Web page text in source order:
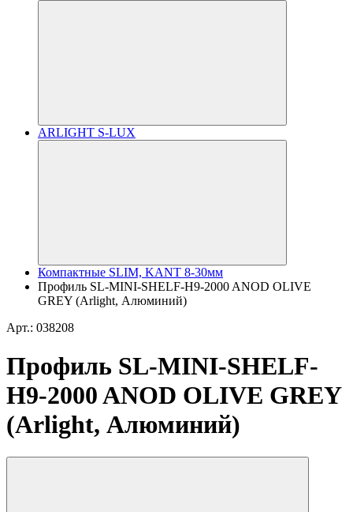
ARLIGHT S-LUX
Компактные SLIM, KANT 8-30мм
Профиль SL-MINI-SHELF-H9-2000 ANOD OLIVE
GREY (Arlight, Алюминий)
Арт.: 038208
Профиль SL-MINI-SHELF-
H9-2000 ANOD OLIVE GREY
(Arlight, Алюминий)